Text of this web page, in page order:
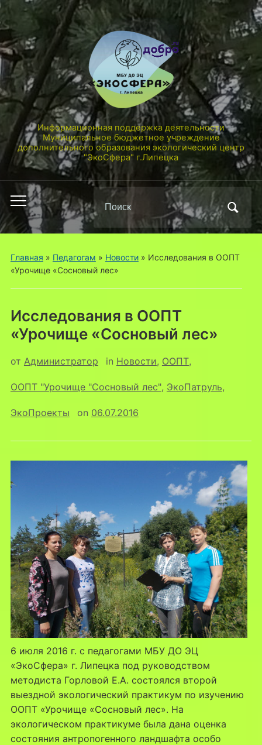
Информационная поддержка деятельности
Муниципальное бюджетное учреждение
дополнительного образования экологический центр
"ЭкоСфера" г.Липецка
Переключить
мобильное
меню
Поиск
по:
Главная » Педагогам » Новости» Исследования в ООПТ
«Урочище «Сосновый лес»
Исследования в ООПТ
«Урочище «Сосновый лес»
от Администратор in Новости, ООПТ,
ООПТ "Урочище "Сосновый лес", ЭкоПатруль,
ЭкоПроекты on 06.07.2016
6 июля 2016 г. с педагогами МБУ ДО ЭЦ
«ЭкоСфера» г. Липецка под руководством
методиста Горловой Е.А. состоялся второй
выездной экологический практикум по изучению
ООПТ «Урочище «Сосновый лес». На
экологическом практикуме была дана оценка
состояния антропогенного ландшафта особо